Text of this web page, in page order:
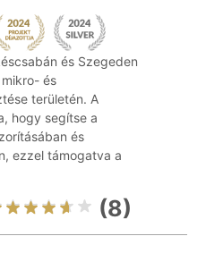
és Szegeden
és
területén. A
hogy segítse a
és
ezzel támogatva a
(8)